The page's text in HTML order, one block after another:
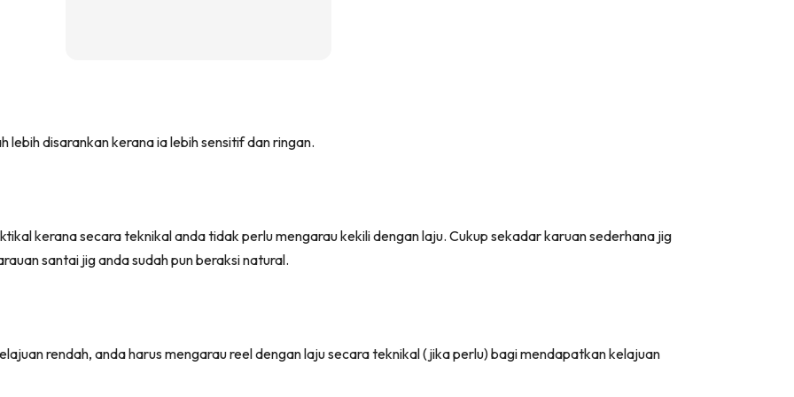
lebih disarankan kerana ia lebih sensitif dan ringan.
kerana secara teknikal anda tidak perlu mengarau kekili dengan laju. Cukup sekadar karuan sederhana jig
santai jig anda sudah pun beraksi natural.
rendah, anda harus mengarau reel dengan laju secara teknikal (jika perlu) bagi mendapatkan kelajuan